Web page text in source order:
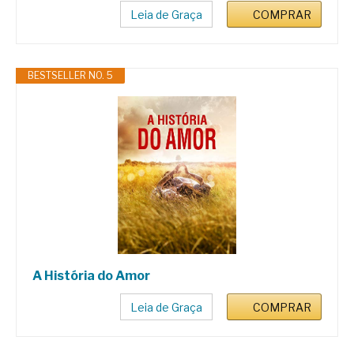
Leia de Graça COMPRAR
BESTSELLER NO. 5
A História do Amor
Leia de Graça COMPRAR